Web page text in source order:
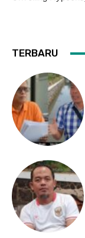
TERBARU